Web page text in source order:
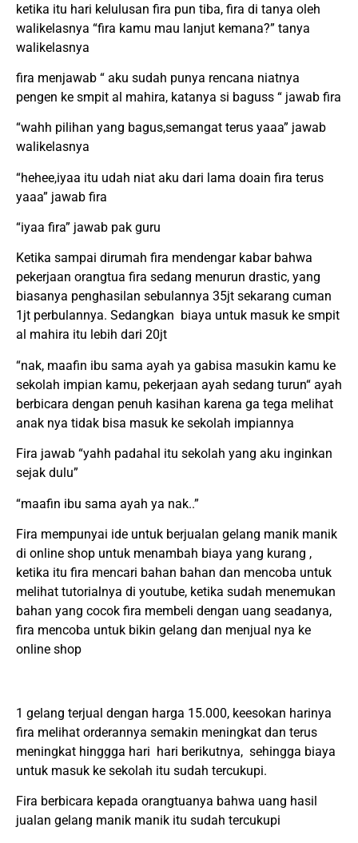
ketika itu hari kelulusan fira pun tiba, fira di tanya oleh
walikelasnya “fira kamu mau lanjut kemana?” tanya
walikelasnya
fira menjawab “ aku sudah punya rencana niatnya
pengen ke smpit al mahira, katanya si baguss “ jawab fira
“wahh pilihan yang bagus,semangat terus yaaa” jawab
walikelasnya
“hehee,iyaa itu udah niat aku dari lama doain fira terus
yaaa” jawab fira
“iyaa fira” jawab pak guru
Ketika sampai dirumah fira mendengar kabar bahwa
pekerjaan orangtua fira sedang menurun drastic, yang
biasanya penghasilan sebulannya 35jt sekarang cuman
1jt perbulannya. Sedangkan biaya untuk masuk ke smpit
al mahira itu lebih dari 20jt
“nak, maafin ibu sama ayah ya gabisa masukin kamu ke
sekolah impian kamu, pekerjaan ayah sedang turun“ ayah
berbicara dengan penuh kasihan karena ga tega melihat
anak nya tidak bisa masuk ke sekolah impiannya
Fira jawab “yahh padahal itu sekolah yang aku inginkan
sejak dulu”
“maafin ibu sama ayah ya nak..”
Fira mempunyai ide untuk berjualan gelang manik manik
di online shop untuk menambah biaya yang kurang ,
ketika itu fira mencari bahan bahan dan mencoba untuk
melihat tutorialnya di youtube, ketika sudah menemukan
bahan yang cocok fira membeli dengan uang seadanya,
fira mencoba untuk bikin gelang dan menjual nya ke
online shop
1 gelang terjual dengan harga 15.000, keesokan harinya
fira melihat orderannya semakin meningkat dan terus
meningkat hinggga hari hari berikutnya, sehingga biaya
untuk masuk ke sekolah itu sudah tercukupi.
Fira berbicara kepada orangtuanya bahwa uang hasil
jualan gelang manik manik itu sudah tercukupi